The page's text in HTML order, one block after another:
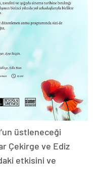
üstleneceği
Çekirge ve Ediz
etkisini ve